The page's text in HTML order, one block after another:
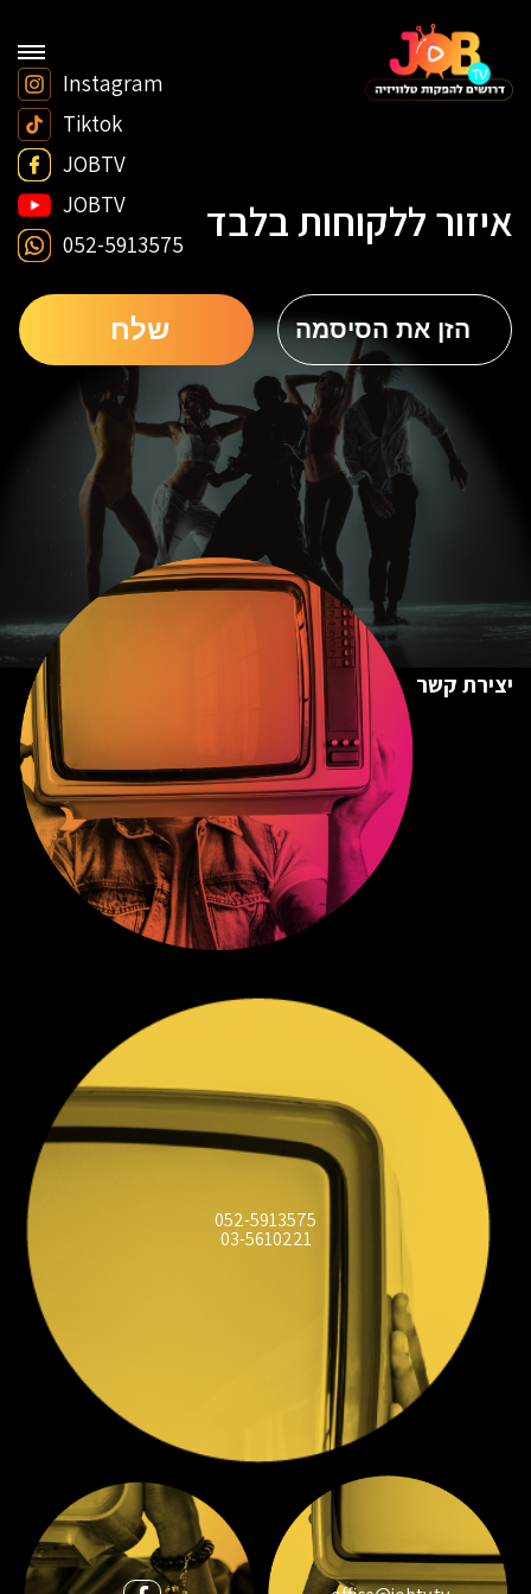
Instagram
Tiktok
JOBTV
JOBTV
052-5913575
איזור ללקוחות בלבד
יצירת קשר
052-5913575
03-5610221